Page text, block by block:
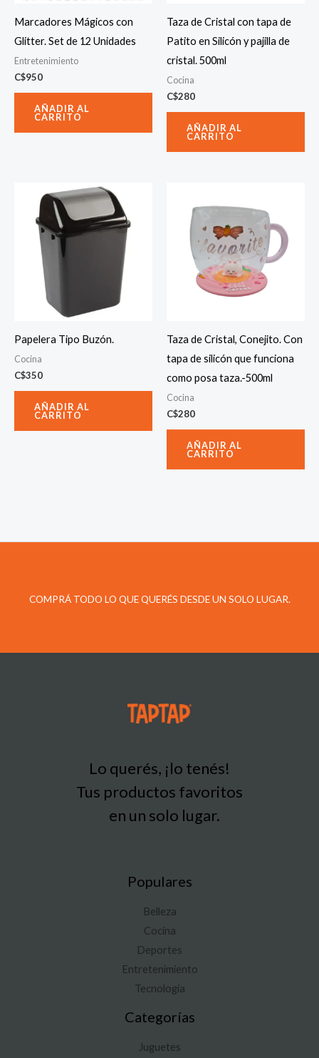
Marcadores Mágicos con
Glitter. Set de 12 Unidades
Entretenimiento
C$950
AÑADIR AL
CARRITO
Taza de Cristal con tapa de
Patito en Silicón y pajilla de
cristal. 500ml
Cocina
C$280
AÑADIR AL
CARRITO
Papelera Tipo Buzón.
Cocina
C$350
AÑADIR AL
CARRITO
Taza de Cristal, Conejito. Con
tapa de silicón que funciona
como posa taza.-500ml
Cocina
C$280
AÑADIR AL
CARRITO
COMPRÁ TODO LO QUE QUERÉS DESDE UN SOLO LUGAR.
Lo querés, ¡lo tenés!
Tus productos favoritos
en un solo lugar.
Populares
Belleza
Cocina
Deportes
Entretenimiento
Tecnología
Categorías
Juguetes